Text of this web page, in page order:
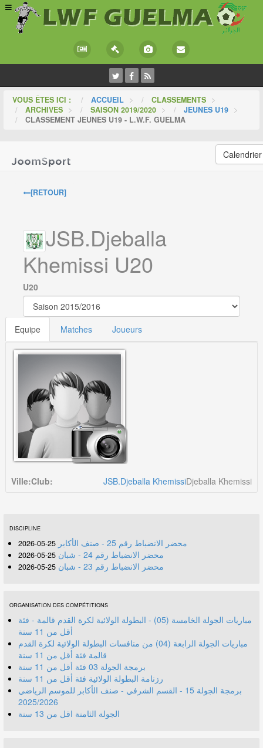
VOUS ÊTES ICI : ACCUEIL > CLASSEMENTS >
ARCHIVES > SAISON 2019/2020 > JEUNES U19 >
CLASSEMENT JEUNES U19 - L.W.F. GUELMA
Calendrier
[RETOUR]
JSB.Djeballa
Khemissi U20
U20
Equipe Matches Joueurs
Ville: Djeballa Khemissi
Club: JSB.Djeballa Khemissi
DISCIPLINE
محضر الانضباط رقم 25 - صنف الأكابر 25-05-2026
محضر الانضباط رقم 24 - شبان 25-05-2026
محضر الانضباط رقم 23 - شبان 25-05-2026
ORGANISATION DES COMPÉTITIONS
مباريات الجولة الخامسة (05) - البطولة الولائية لكرة القدم قالمة - فئة
أقل من 11 سنة
مباريات الجولة الرابعة (04) من منافسات البطولة الولائية لكرة القدم
قالمة فئة أقل من 11 سنة
برمجة الجولة 03 فئة أقل من 11 سنة
رزنامة البطولة الولائية فئة أقل من 11 سنة
برمجة الجولة 15 - القسم الشرفي - صنف الأكابر للموسم الرياضي
2025/2026
الجولة الثامنة اقل من 13 سنة